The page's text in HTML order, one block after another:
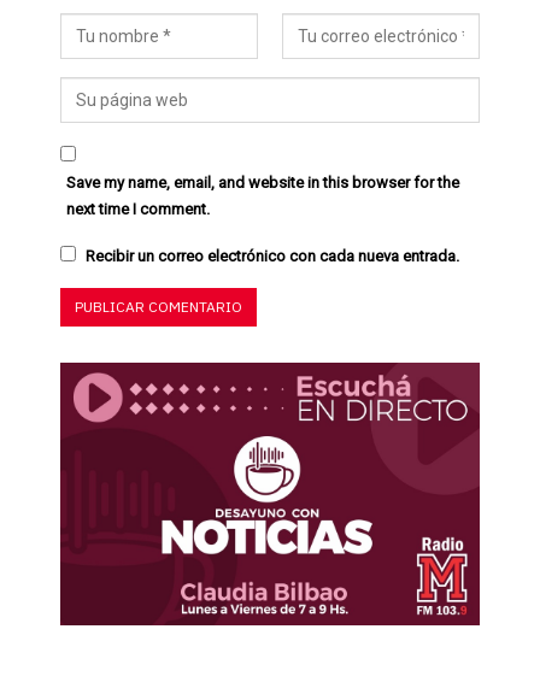
Save my name, email, and website in this browser for the
next time I comment.
Recibir un correo electrónico con cada nueva entrada.